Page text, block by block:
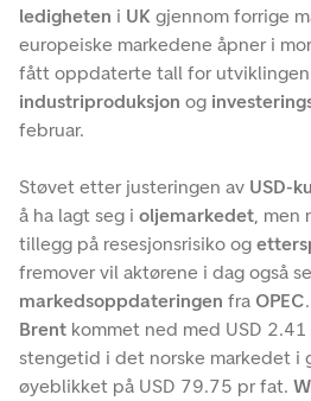
ledigheten i UK gjennom forrige
europeiske markedene åpner i
fått oppdaterte tall for
industriproduksjon og
februar.
Støvet etter justeringen av USD-
å ha lagt seg i oljemarkedet ,
tillegg på resesjonsrisiko og
fremover vil aktørene i dag også
markedsoppdateringen fra OPEC
Brent kommet ned med USD
stengetid i det norske markedet i
øyeblikket på USD 79.75 pr fat.